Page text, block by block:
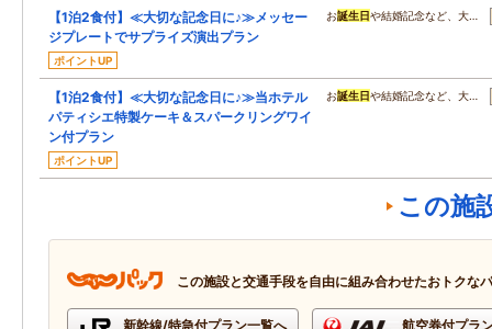
【1泊2食付】≪大切な記念日に♪≫メッセー
ジプレートでサプライズ演出プラン
ポイントUP
お誕生日や結婚記念など、大…
【1泊2食付】≪大切な記念日に♪≫当ホテル
パティシエ特製ケーキ＆スパークリングワイ
ン付プラン
ポイントUP
お誕生日や結婚記念など、大…
この施
この施設と交通手段を自由に組み合わせたおトクな
新幹線/特急付プラン一覧へ 航空券付プラ